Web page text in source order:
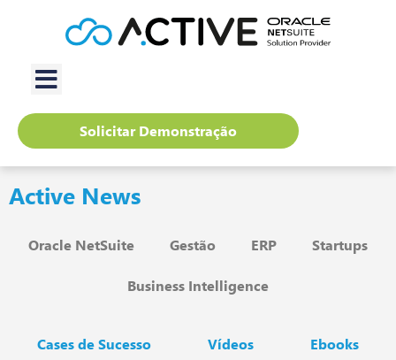
Solicitar Demonstração
Active News
Oracle NetSuite Gestão ERP Startups
Business Intelligence
Cases de Sucesso Vídeos Ebooks